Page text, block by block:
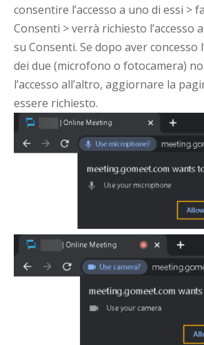
consentire l’accesso a uno di essi >
Consenti > verrà richiesto l’accesso
su Consenti. Se dopo aver concesso
dei due (microfono o fotocamera)
l’accesso all’altro, aggiornare la
essere richiesto.